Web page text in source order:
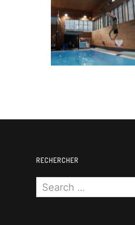
Plongeon
RECHERCHER